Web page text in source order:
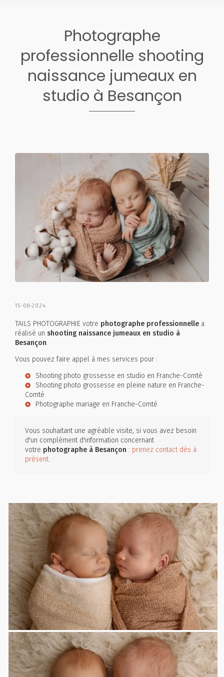
Photographe
professionnelle shooting
naissance jumeaux en
studio à Besançon
15-08-2024
TAILS PHOTOGRAPHIE votre photographe professionnelle a
réalisé un shooting naissance jumeaux en studio à
Besançon.
Vous pouvez faire appel à mes services pour :
Shooting photo grossesse en studio en Franche-Comté
Shooting photo grossesse en pleine nature en Franche-
Comté
Photographe mariage en Franche-Comté
Vous souhaitant une agréable visite, si vous avez besoin
d'un complément d'information concernant
votre photographe à Besançon : prenez contact dès à
présent.